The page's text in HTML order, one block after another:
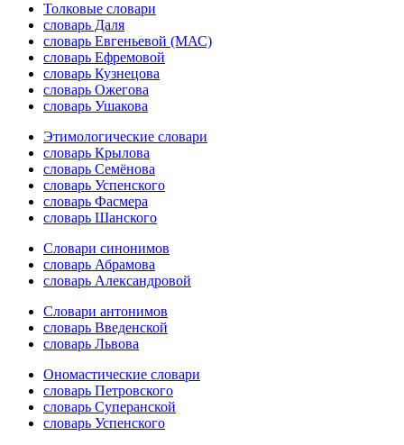
Толковые словари
словарь Даля
словарь Евгеньевой (МАС)
словарь Ефремовой
словарь Кузнецова
словарь Ожегова
словарь Ушакова
Этимологические словари
словарь Крылова
словарь Семёнова
словарь Успенского
словарь Фасмера
словарь Шанского
Словари синонимов
словарь Абрамова
словарь Александровой
Словари антонимов
словарь Введенской
словарь Львова
Ономастические словари
словарь Петровского
словарь Суперанской
словарь Успенского